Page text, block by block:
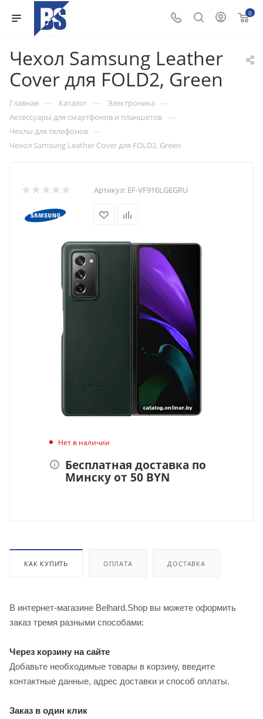
0
Чехол Samsung Leather
Cover для FOLD2, Green
Главная — Каталог — Электроника —
Аксессуары для смартфонов и планшетов —
Чехлы для телефонов —
Чехол Samsung Leather Cover для FOLD2, Green
Артикул: EF-VF916LGEGRU
Нет в наличии
Бесплатная доставка по
Минску от 50 BYN
КАК КУПИТЬ ОПЛАТА ДОСТАВКА
В интернет-магазине Belhard.Shop вы можете оформить
заказ тремя разными способами:
Через корзину на сайте
Добавьте необходимые товары в корзину, введите
контактные данные, адрес доставки и способ оплаты.
Заказ в один клик